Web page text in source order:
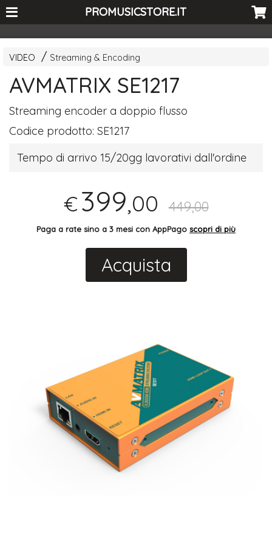
<-- Curio's GSC -->PROMUSICSTORE.IT
VIDEO Streaming & Encoding
AVMATRIX SE1217
Streaming encoder a doppio flusso
Codice prodotto:SE1217
Tempo di arrivo 15/20gg lavorativi dall'ordine
€399,00 449,00
Paga a rate sino a 3 mesi con AppPago scopri di più
Acquista